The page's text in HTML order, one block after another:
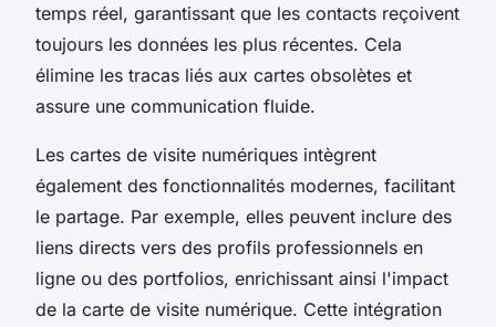
temps réel, garantissant que les contacts reçoivent
toujours les données les plus récentes. Cela
élimine les tracas liés aux cartes obsolètes et
assure une communication fluide.
Les cartes de visite numériques intègrent
également des fonctionnalités modernes, facilitant
le partage. Par exemple, elles peuvent inclure des
liens directs vers des profils professionnels en
ligne ou des portfolios, enrichissant ainsi l'impact
de la carte de visite numérique. Cette intégration